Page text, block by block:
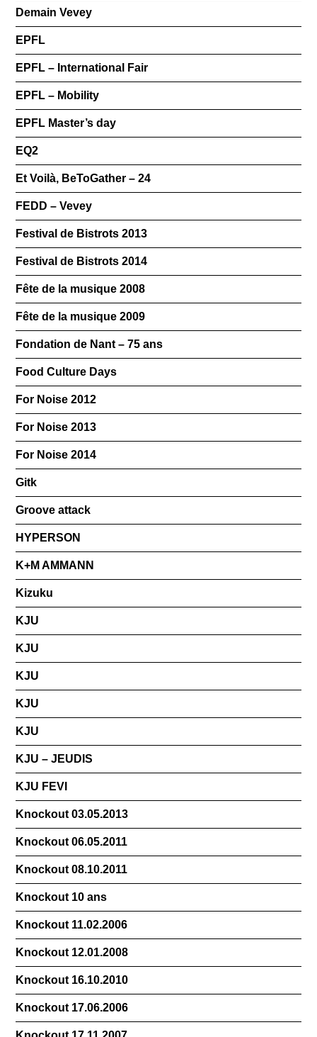
Demain Vevey
EPFL
EPFL – International Fair
EPFL – Mobility
EPFL Master’s day
EQ2
Et Voilà, BeToGather – 24
FEDD – Vevey
Festival de Bistrots 2013
Festival de Bistrots 2014
Fête de la musique 2008
Fête de la musique 2009
Fondation de Nant – 75 ans
Food Culture Days
For Noise 2012
For Noise 2013
For Noise 2014
Gitk
Groove attack
HYPERSON
K+M AMMANN
Kizuku
KJU
KJU
KJU
KJU
KJU
KJU – JEUDIS
KJU FEVI
Knockout 03.05.2013
Knockout 06.05.2011
Knockout 08.10.2011
Knockout 10 ans
Knockout 11.02.2006
Knockout 12.01.2008
Knockout 16.10.2010
Knockout 17.06.2006